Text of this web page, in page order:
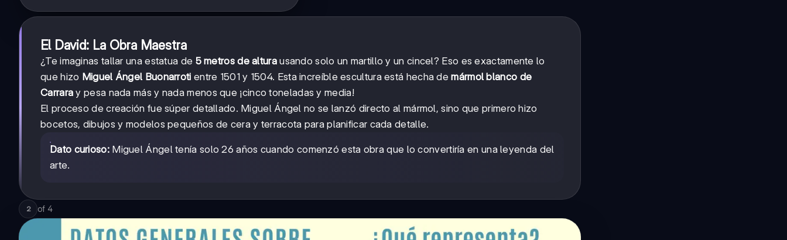
El David: La Obra Maestra
¿Te imaginas tallar una estatua de 5 metros de alturausando solo un martillo y un cincel? Eso es exactamente lo
que hizo Miguel Ángel Buonarroti entre 1501 y 1504. Esta increíble escultura está hecha demármol blanco de
Carrara y pesa nada más y nada menos que ¡cinco toneladas y media!
El proceso de creación fue súper detallado. Miguel Ángel no se lanzó directo al mármol, sino que primero hizo
bocetos, dibujos y modelos pequeños de cera y terracota para planificar cada detalle.
Dato curioso:Miguel Ángel tenía solo 26 años cuando comenzó esta obra que lo convertiría en una leyenda del
arte.
2 of 4